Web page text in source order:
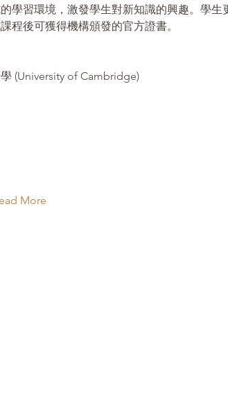
學習環境，激發學生對新知識的興趣。學
程後可獲得機構頒發的官方證書。
(University of Cambridge)
More